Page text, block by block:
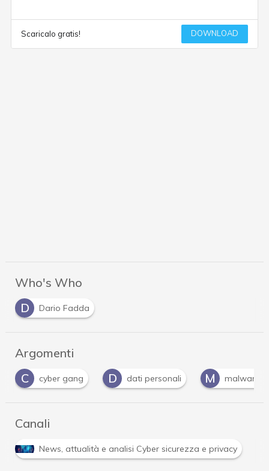
Scaricalo gratis! DOWNLOAD
Who's Who
D
Dario Fadda
Argomenti
D
dati personali M malware R ransomware
Canali
e analisi Cyber sicurezza e privacy R Ransomware